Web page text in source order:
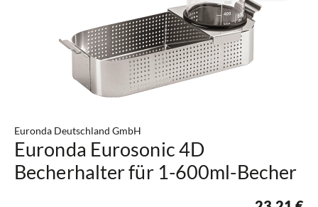
Euronda Deutschland GmbH
Euronda Eurosonic 4D
Becherhalter für 1-600ml-Becher